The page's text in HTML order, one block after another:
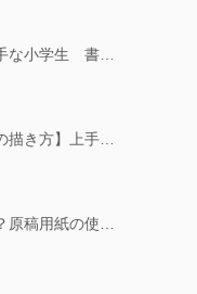
な小学生 書…
描き方】上手…
原稿用紙の使…